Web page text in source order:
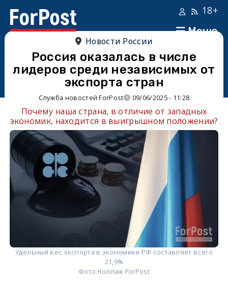
Меню
18+
Новости России
Россия оказалась в числе
лидеров среди независимых от
экспорта стран
Служба новостей ForPost 09/06/2025 - 11:28
Почему наша страна, в отличие от западных
экономик, находится в выигрышном положении?
Удельный вес экспорта в экономике РФ составляет всего
21,9%
Фото:Коллаж ForPost